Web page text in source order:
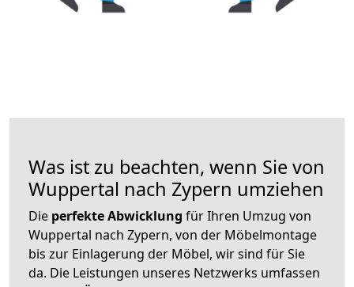
Was ist zu beachten, wenn Sie von
Wuppertal nach Zypern umziehen
Die perfekte Abwicklung für Ihren Umzug von
Wuppertal nach Zypern, von der Möbelmontage
bis zur Einlagerung der Möbel, wir sind für Sie
da. Die Leistungen unseres Netzwerks umfassen